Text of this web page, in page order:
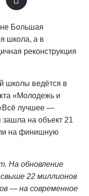
Большая
школа, а в
реконструкция
школы ведётся в
«Молодежь и
«Всё лучшее —
на объект 21
на финишную
На обновление
22 миллионов
— на современное